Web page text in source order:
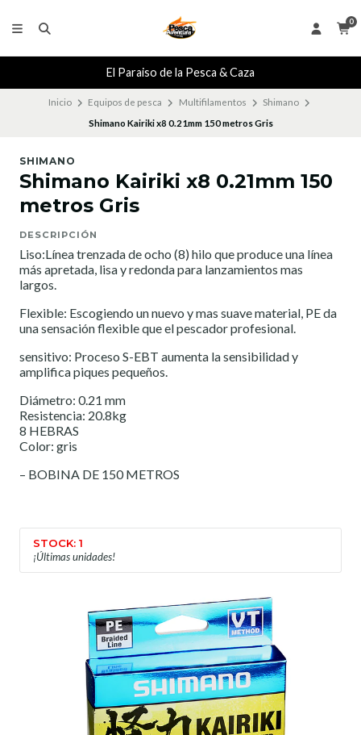
0
El Paraiso de la Pesca & Caza
Inicio Equipos de pesca Multifilamentos
Shimano
Shimano Kairiki x8 0.21mm 150 metros Gris
SHIMANO
Shimano Kairiki x8 0.21mm 150
metros Gris
DESCRIPCIÓN
Liso:Línea trenzada de ocho (8) hilo que produce una línea
más apretada, lisa y redonda para lanzamientos mas
largos.
Flexible: Escogiendo un nuevo y mas suave material, PE da
una sensación flexible que el pescador profesional.
sensitivo: Proceso S-EBT aumenta la sensibilidad y
amplifica piques pequeños.
Diámetro: 0.21 mm
Resistencia: 20.8kg
8 HEBRAS
Color: gris
– BOBINA DE 150 METROS
STOCK: 1
¡Últimas unidades!